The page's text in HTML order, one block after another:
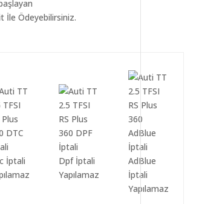
İle Ödeyebilirsiniz.
İptali
Dpf İptali
Yapılamaz
AdBlue
İptali
Yapılamaz